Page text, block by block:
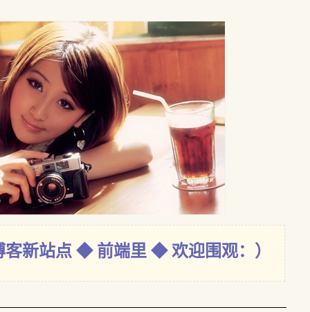
客新站点 ◆ 前端里 ◆ 欢迎围观：）